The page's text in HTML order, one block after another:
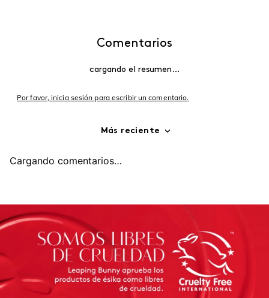
Comentarios
cargando el resumen…
Por favor, inicia sesión para escribir un comentario.
Más reciente
Cargando comentarios…